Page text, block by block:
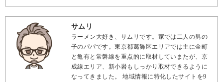
サムリ
ラーメン大好き、サムリです。家では二人の男の
子のパパです。東京都葛飾区エリアでは主に金町
と亀有と常磐線を重点的に取材していまたが、京
成線エリア、新小岩もしっかり取材できるように
なってきました。 地域情報に特化したサイトを9